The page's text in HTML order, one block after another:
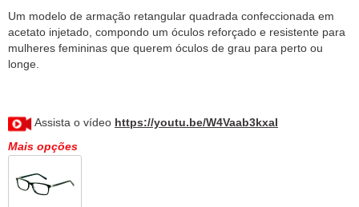
Um modelo de armação retangular quadrada confeccionada em
acetato injetado, compondo um óculos reforçado e resistente para
mulheres femininas que querem óculos de grau para perto ou
longe.
Assista o vídeo https://youtu.be/W4Vaab3kxaI
Mais opções